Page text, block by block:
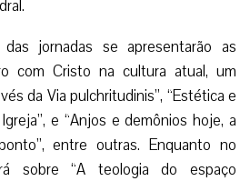
jornadas se apresentarão as
com Cristo na cultura atual, um
da Via pulchritudinis”, “Estética e
e “Anjos e demônios hoje, a
entre outras. Enquanto no
sobre “A teologia do espaço